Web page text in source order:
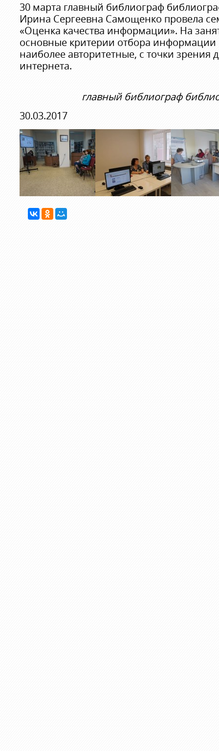
30 марта главный библиограф
Ирина Сергеевна Самощенко провела
«Оценка качества информации». На
основные критерии отбора информации
наиболее авторитетные, с точки зрения
интернета.
главный библиограф
30.03.2017